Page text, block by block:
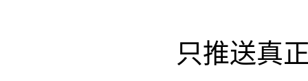
只推送真